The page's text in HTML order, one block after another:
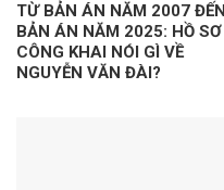
TỪ BẢN ÁN NĂM 2007 ĐẾN
BẢN ÁN NĂM 2025: HỒ SƠ
CÔNG KHAI NÓI GÌ VỀ
NGUYỄN VĂN ĐÀI?